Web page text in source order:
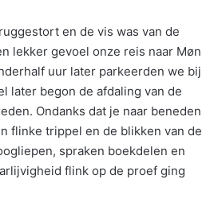
en de vis was van de
lekker gevoel onze reis naar Møn
uur later parkeerden we bij
later begon de afdaling van de
Ondanks dat je naar beneden
flinke trippel en de blikken van de
spraken boekdelen en
flink op de proef ging